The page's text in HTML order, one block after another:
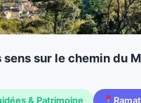
sens sur le chemin du
& Patrimoine